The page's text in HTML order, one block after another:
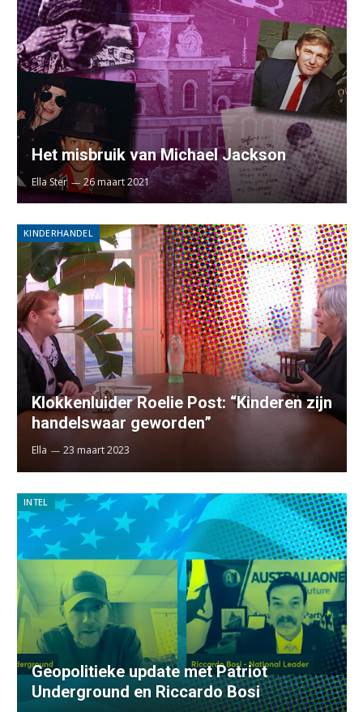
Het misbruik van Michael Jackson
Ella Ster 26 maart 2021
KINDERHANDEL
Klokkenluider Roelie Post: “Kinderen zijn
handelswaar geworden”
Ella 23 maart 2023
INTEL
Geopolitieke update met Patriot
Underground en Riccardo Bosi